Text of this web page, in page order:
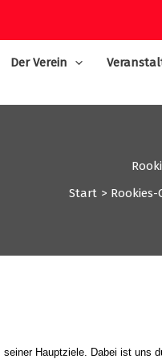
Der Verein
Start
Rookies-
Hauptziele. Dabei ist uns